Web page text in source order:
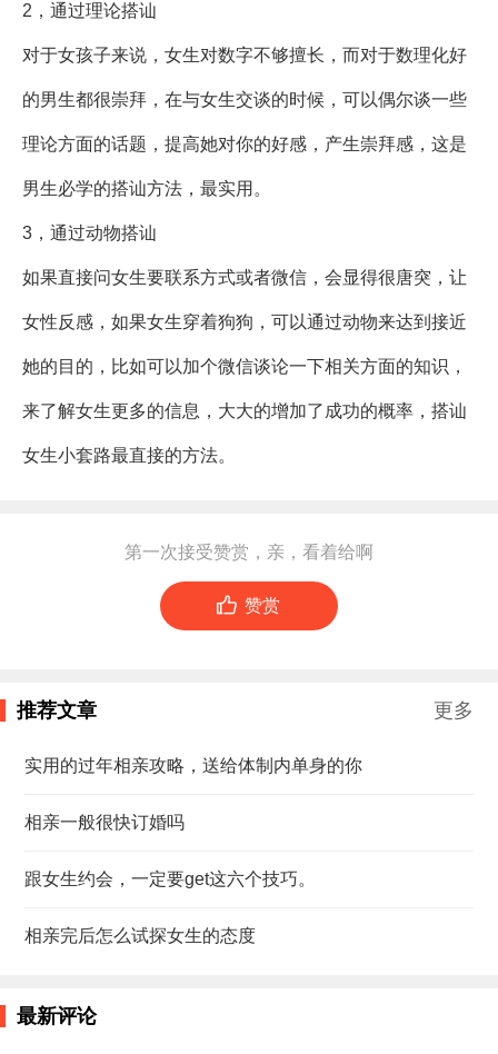
2，通过理论搭讪
对于女孩子来说，女生对数字不够擅长，而对于数理化好
的男生都很崇拜，在与女生交谈的时候，可以偶尔谈一些
理论方面的话题，提高她对你的好感，产生崇拜感，这是
男生必学的搭讪方法，最实用。
3，通过动物搭讪
如果直接问女生要联系方式或者微信，会显得很唐突，让
女性反感，如果女生穿着狗狗，可以通过动物来达到接近
她的目的，比如可以加个微信谈论一下相关方面的知识，
来了解女生更多的信息，大大的增加了成功的概率，搭讪
女生小套路最直接的方法。
第一次接受赞赏，亲，看着给啊
 赞赏
推荐文章 更多
实用的过年相亲攻略，送给体制内单身的你
相亲一般很快订婚吗
跟女生约会，一定要get这六个技巧。
相亲完后怎么试探女生的态度
最新评论